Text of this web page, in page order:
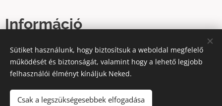
Információ
ÁSZF
Adatvédelmi tájékoztató
Fogyasztóbarát
Sütiket használunk, hogy biztosítsuk a weboldal megfelelő
működését és biztonságát, valamint hogy a lehető legjobb
felhasználói élményt kínáljuk Neked.
Csak a legszükségesebbek elfogadása